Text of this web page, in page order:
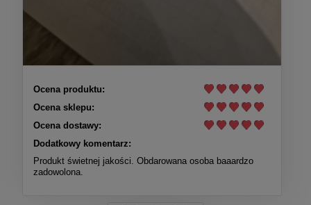
Ocena produktu:
Ocena sklepu:
Ocena dostawy:
Dodatkowy komentarz:
Produkt świetnej jakości. Obdarowana osoba baaardzo
zadowolona.